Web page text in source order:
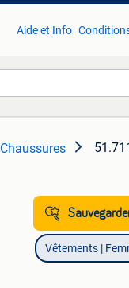
Aide et Info
Chaussures
Vêtements |